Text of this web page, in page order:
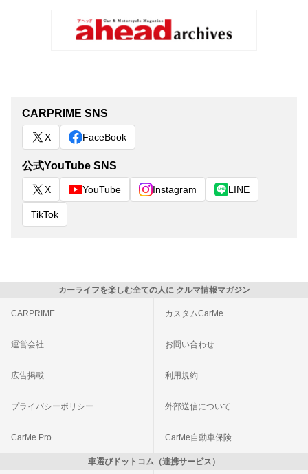
CARPRIME SNS
X FaceBook
公式YouTube SNS
X YouTube Instagram LINE
TikTok
カーライフを楽しむ全ての人に クルマ情報マガジン
CARPRIME カスタムCarMe
運営会社 お問い合わせ
広告掲載 利用規約
プライバシーポリシー 外部送信について
CarMe Pro CarMe自動車保険
車選びドットコム（連携サービス）